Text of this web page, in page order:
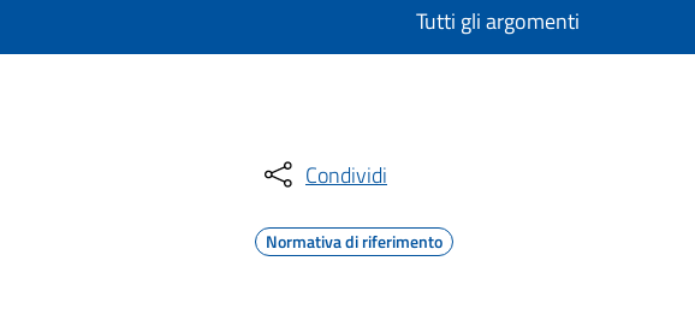
Tutti gli argomenti
Condividi
Normativa di riferimento